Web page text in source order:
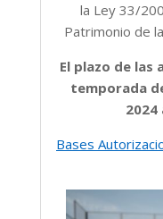
la Ley 33/
Patrimonio de
El plazo de las
temporada
2024
Bases